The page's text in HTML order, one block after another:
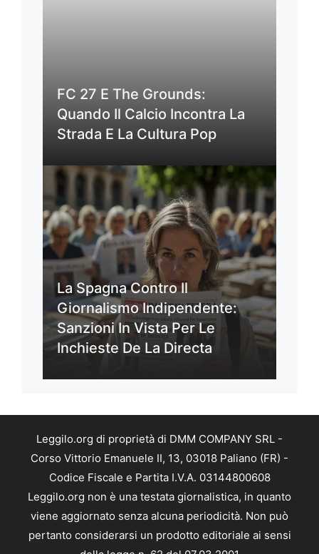
FC 27 E The Grounds:
Quando Il Calcio Incontra La
Strada E La Cultura Pop
La Spagna Contro Il
Giornalismo Indipendente:
Sanzioni In Vista Per Le
Inchieste De La Directa
Leggilo.org di proprietà di DMM COMPANY SRL -
Corso Vittorio Emanuele II, 13, 03018 Paliano (FR) -
Codice Fiscale e Partita I.V.A. 03144800608
Leggilo.org non è una testata giornalistica, in quanto
viene aggiornato senza alcuna periodicità. Non può
pertanto considerarsi un prodotto editoriale ai sensi